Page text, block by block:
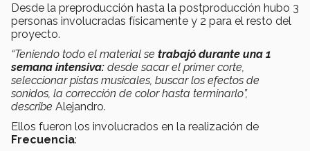
Desde la preproducción hasta la postproducción hubo 3
personas involucradas físicamente y 2 para el resto del
proyecto.
“Teniendo todo el material se trabajó durante una 1
semana intensiva: desde sacar el primer corte,
seleccionar pistas musicales, buscar los efectos de
sonidos, la corrección de color hasta terminarlo”,
describe Alejandro.
Ellos fueron los involucrados en la realización de
Frecuencia: